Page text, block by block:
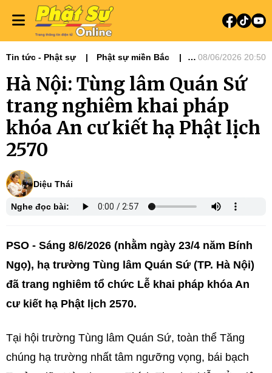
Tin tức - Phật sự
Phật sự miền Bắc
08/06/2026 20:50
Hà Nội: Tùng lâm Quán Sứ
trang nghiêm khai pháp
khóa An cư kiết hạ Phật lịch
2570
Diệu Thái
Nghe đọc bài:
PSO - Sáng 8/6/2026 (nhằm ngày 23/4 năm Bính
Ngọ), hạ trường Tùng lâm Quán Sứ (TP. Hà Nội)
đã trang nghiêm tổ chức Lễ khai pháp khóa An
cư kiết hạ Phật lịch 2570.
Tại hội trường Tùng lâm Quán Sứ, toàn thể Tăng
chúng hạ trường nhất tâm ngưỡng vọng, bái bạch